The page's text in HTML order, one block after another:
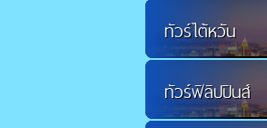
ทัวร์ไต้หวัน
ทัวร์ฟิลิปปินส์